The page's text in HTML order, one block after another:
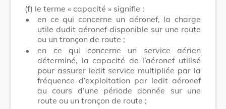
(f) le terme « capacité » signifie :
•
en ce qui concerne un aéronef, la charge
utile dudit aéronef disponible sur une route
ou un tronçon de route ;
•
en ce qui concerne un service aérien
déterminé, la capacité de l’aéronef utilisé
pour assurer ledit service multipliée par la
fréquence d’exploitation par ledit aéronef
au cours d’une période donnée sur une
route ou un tronçon de route ;